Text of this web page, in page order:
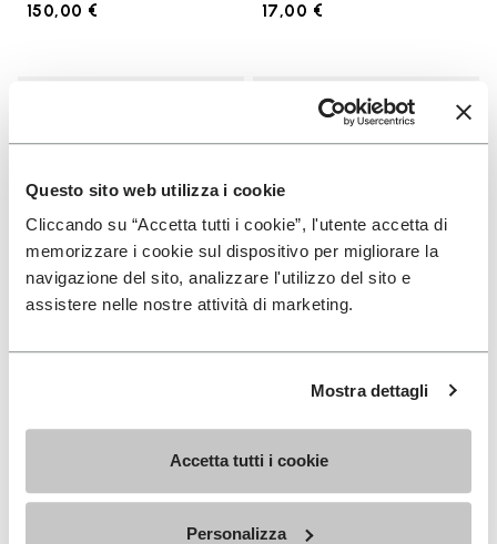
Questo sito web utilizza i cookie
Cliccando su “Accetta tutti i cookie”, l'utente accetta di
memorizzare i cookie sul dispositivo per migliorare la
navigazione del sito, analizzare l'utilizzo del sito e
assistere nelle nostre attività di marketing.
Mostra dettagli
Accetta tutti i cookie
Personalizza
150,00 € 17,00 €
Add to wishlist
Add to wishlist KSO EVO
130,00 €
Add
CHAUSSETTES
+ 3 couleurs
18,00 €